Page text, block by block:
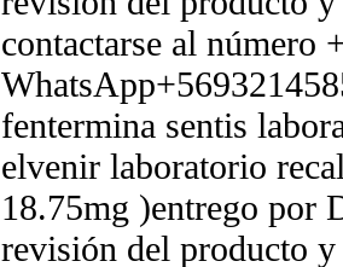
contactarse al número
fentermina sentis
elvenir laboratorio
18.75mg )entrego por
revisión del producto